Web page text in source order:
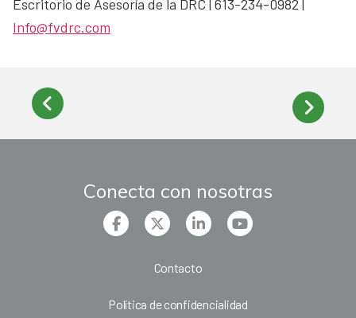
Escritorio de Asesoría de la DRC | 613-234-0982 |
Info@fvdrc.com
Conecta con nosotras
Contacto
Política de confidencialidad